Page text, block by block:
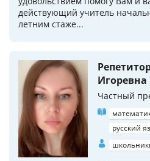
действующий учитель
летним стаже...
Игоревна
Частный
русский